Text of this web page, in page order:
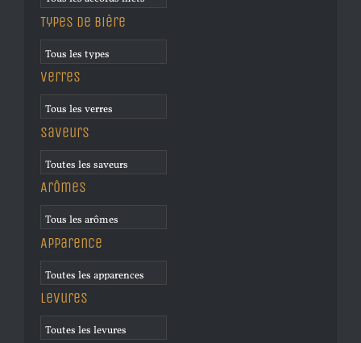
Types de bière
Verres
Saveurs
Arômes
Apparence
Levures